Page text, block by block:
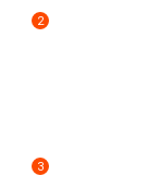
2
3